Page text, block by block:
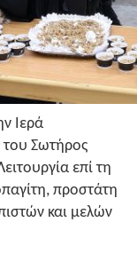
Ιερά
Σωτήρος
επί τη
προστάτη
και μελών